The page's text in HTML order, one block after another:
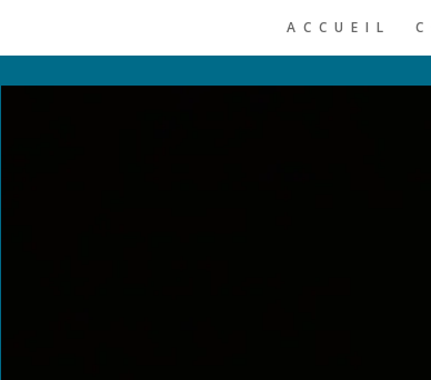
ACCUEIL